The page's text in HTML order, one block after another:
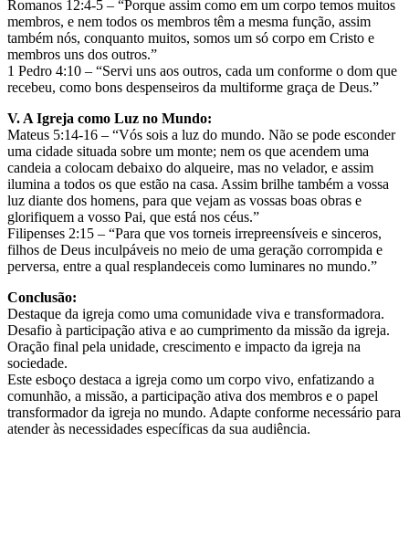
Romanos 12:4-5 – “Porque assim como em um corpo temos muitos
membros, e nem todos os membros têm a mesma função, assim
também nós, conquanto muitos, somos um só corpo em Cristo e
membros uns dos outros.”
1 Pedro 4:10 – “Servi uns aos outros, cada um conforme o dom que
recebeu, como bons despenseiros da multiforme graça de Deus.”
V. A Igreja como Luz no Mundo:
Mateus 5:14-16 – “Vós sois a luz do mundo. Não se pode esconder
uma cidade situada sobre um monte; nem os que acendem uma
candeia a colocam debaixo do alqueire, mas no velador, e assim
ilumina a todos os que estão na casa. Assim brilhe também a vossa
luz diante dos homens, para que vejam as vossas boas obras e
glorifiquem a vosso Pai, que está nos céus.”
Filipenses 2:15 – “Para que vos torneis irrepreensíveis e sinceros,
filhos de Deus inculpáveis no meio de uma geração corrompida e
perversa, entre a qual resplandeceis como luminares no mundo.”
Conclusão:
Destaque da igreja como uma comunidade viva e transformadora.
Desafio à participação ativa e ao cumprimento da missão da igreja.
Oração final pela unidade, crescimento e impacto da igreja na
sociedade.
Este esboço destaca a igreja como um corpo vivo, enfatizando a
comunhão, a missão, a participação ativa dos membros e o papel
transformador da igreja no mundo. Adapte conforme necessário para
atender às necessidades específicas da sua audiência.